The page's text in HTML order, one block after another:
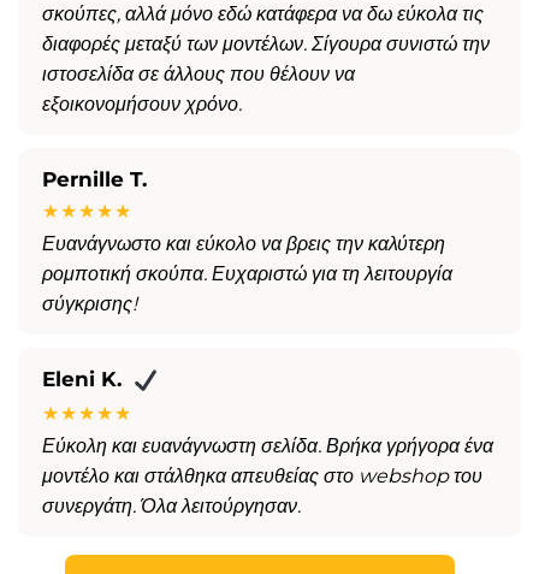
σκούπες, αλλά μόνο εδώ κατάφερα να δω εύκολα τις
διαφορές μεταξύ των μοντέλων. Σίγουρα συνιστώ την
ιστοσελίδα σε άλλους που θέλουν να
εξοικονομήσουν χρόνο.
Pernille T.
★★★★★
Ευανάγνωστο και εύκολο να βρεις την καλύτερη
ρομποτική σκούπα. Ευχαριστώ για τη λειτουργία
σύγκρισης!
Eleni K.
★★★★★
Εύκολη και ευανάγνωστη σελίδα. Βρήκα γρήγορα ένα
μοντέλο και στάλθηκα απευθείας στο webshop του
συνεργάτη. Όλα λειτούργησαν.